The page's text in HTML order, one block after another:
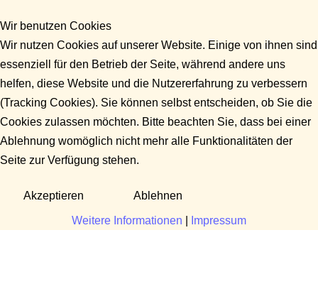
Wir benutzen Cookies
Wir nutzen Cookies auf unserer Website. Einige von ihnen sind
essenziell für den Betrieb der Seite, während andere uns
helfen, diese Website und die Nutzererfahrung zu verbessern
(Tracking Cookies). Sie können selbst entscheiden, ob Sie die
Cookies zulassen möchten. Bitte beachten Sie, dass bei einer
Ablehnung womöglich nicht mehr alle Funktionalitäten der
Seite zur Verfügung stehen.
Akzeptieren Ablehnen
Weitere Informationen Impressum